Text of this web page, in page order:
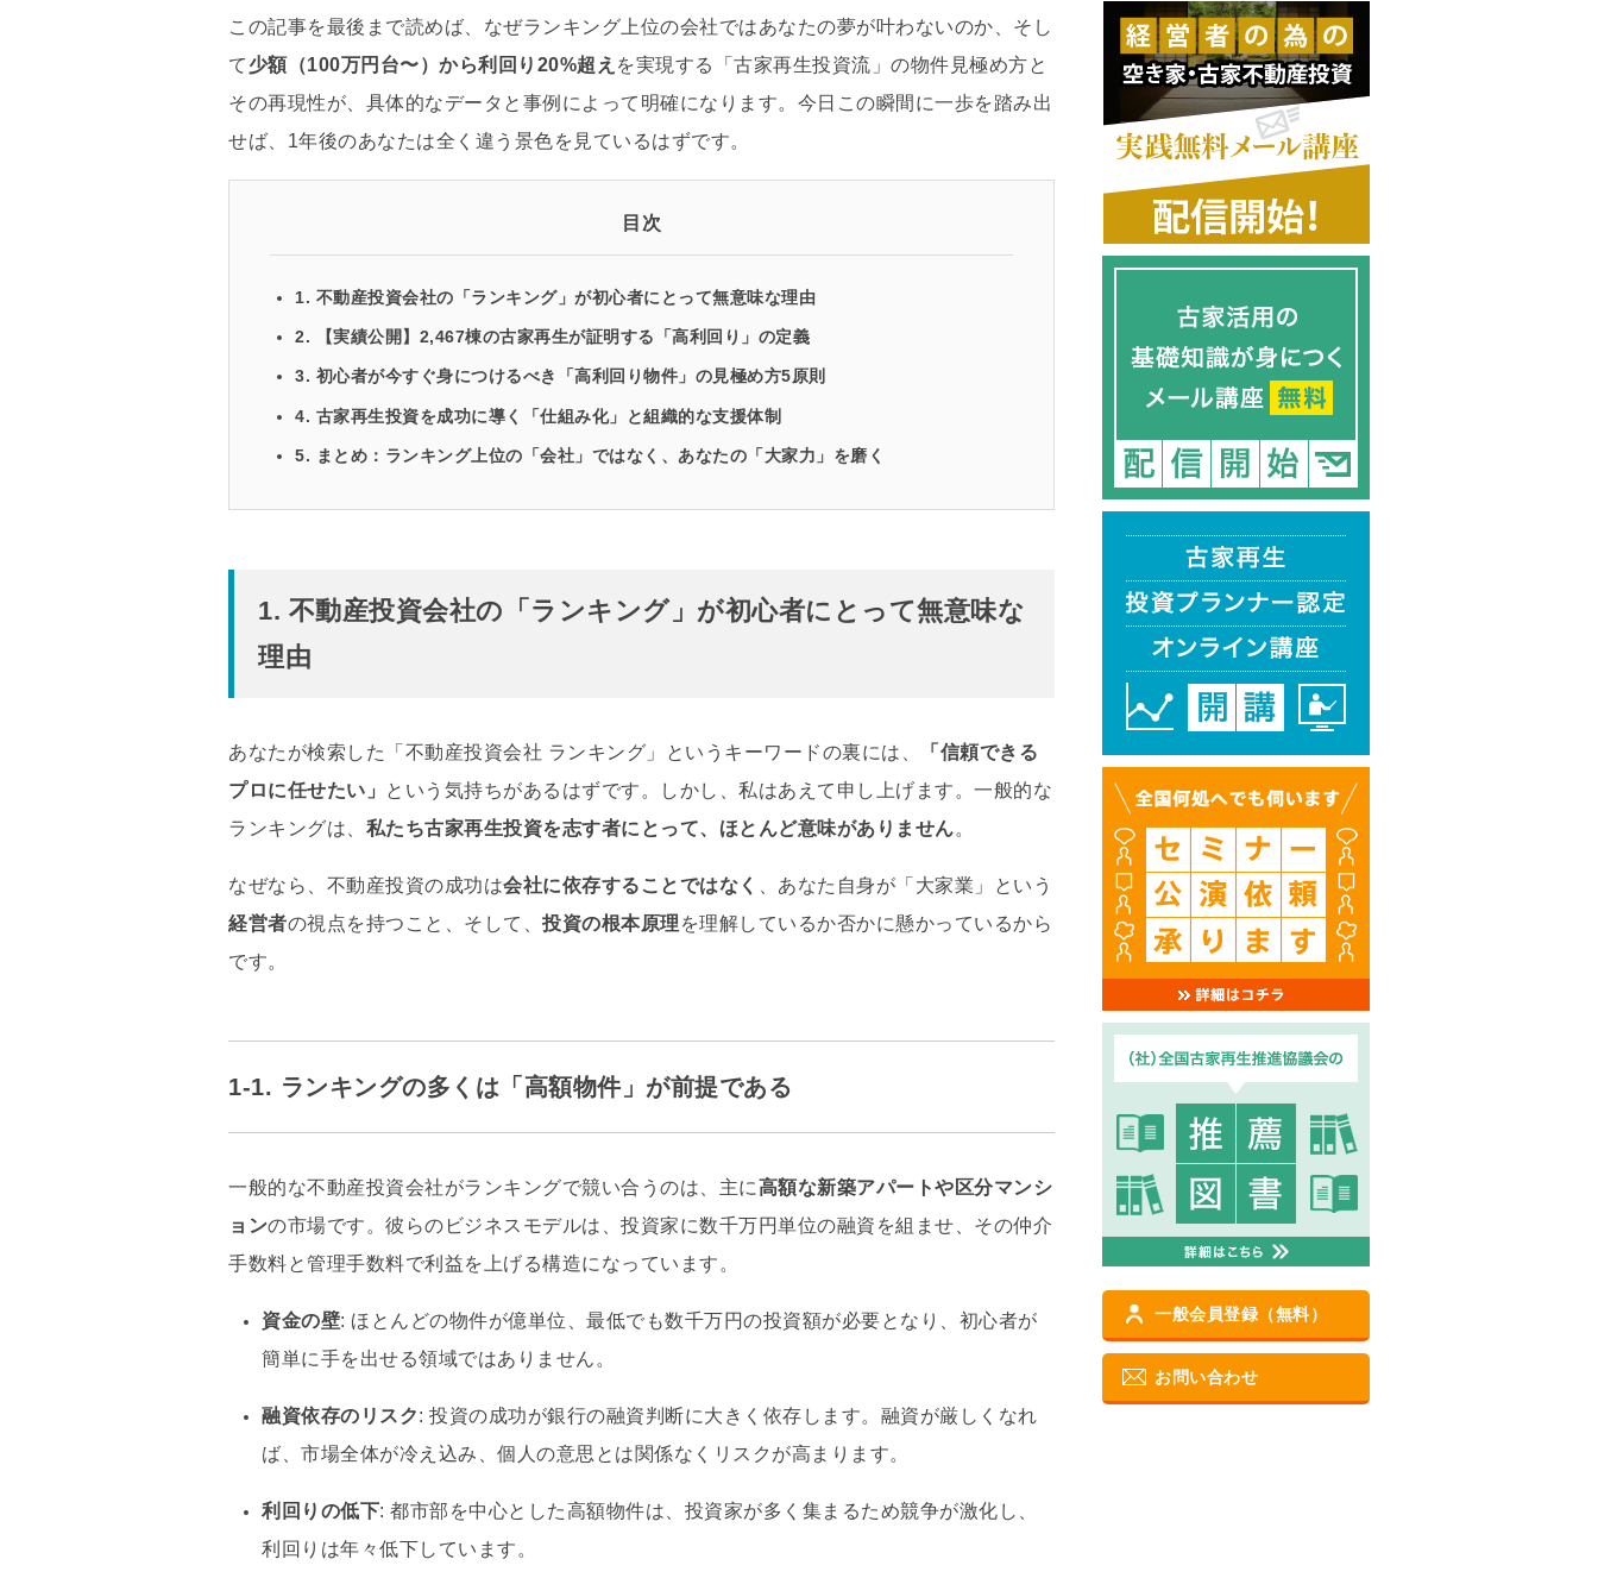
この記事を最後まで読めば、なぜランキング上位の会社ではあなたの夢が叶わないのか、そし
て 少額（100万円台〜）から利回り20%超え を実現する
「古家再生投資流」の物件見極め方と
その再現性が、具体的なデータと事例によって明確になります。今日この瞬間に一歩を踏み出
せば 、1年後のあなたは全く違う景色を見ているはずです。
目次
1. 不動産投資会社の「ランキング」が初心者にとって無意味な理由
2. 【実績公開】2,467棟の古家再生が証明する「高利回り」の定義
3. 初心者が今すぐ身につけるべき「高利回り物件」の見極め方5原則
4. 古家再生投資を成功に導く「仕組み化」と組織的な支援体制
5. まとめ：ランキング上位の「会社」ではなく、あなたの「大家力」を磨く
1. 不動産投資会社の「ランキング」が初心者にとって無意味な
理由
あなたが検索した「不動産投資会社 ランキング」というキーワードの裏には、
「信頼できる
プロに任せたい」
という気持ちがあるはずです 。しかし、私はあえて申し上げます。一般的な
ランキングは、 私たち古家再生投資を志す者にとって、ほとんど意味がありません。
なぜなら、不動産投資の成功は会社に依存することではなく
、あなた自身が「大家業」という
経営者の視点を持つこと 、そして、 投資の根本原理 を理解しているか否かに懸かっているから
です。
1-1. ランキングの多くは「高額物件」が前提である
一般的な不動産投資会社がランキングで競い合うのは、主に高額な新築アパートや区分マンシ
ョンの市場です 。彼らのビジネスモデルは、投資家に数千万円単位の融資を組ませ、その仲介
手数料と管理手数料で利益を上げる構造になっています 。
資金の壁: ほとんどの物件が億単位、最低でも数千万円の投資額が必要となり、初心者が
簡単に手を出せる領域ではありません 。
融資依存のリスク: 投資の成功が銀行の融資判断に大きく依存します。融資が厳しくなれ
ば、市場全体が冷え込み、個人の意思とは関係なくリスクが高まります。
利回りの低下: 都市部を中心とした高額物件は、投資家が多く集まるため競争が激化し、
利回りは年々低下しています 。
一般会員登録（無料）
お問い合わせ